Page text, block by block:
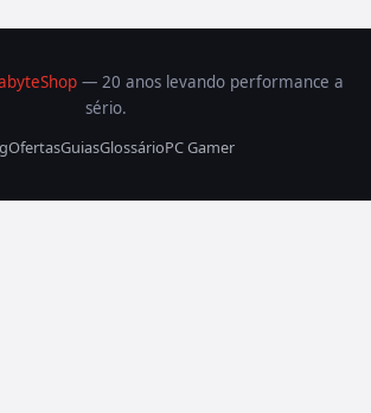
— 20 anos levando performance a
sério.
OfertasGuiasGlossárioPC Gamer